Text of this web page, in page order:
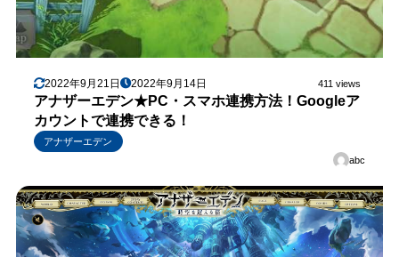
2022年9月21日 2022年9月14日 411 views
アナザーエデン★PC・スマホ連携方法！Googleア
カウントで連携できる！
アナザーエデン
abc